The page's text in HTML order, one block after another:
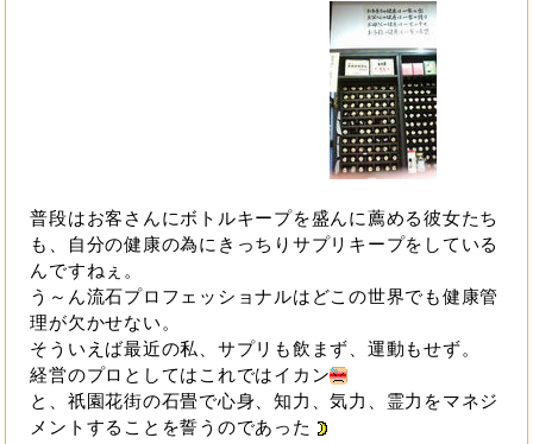
普段はお客さんにボトルキープを盛んに薦める彼女たち
も、自分の健康の為にきっちりサプリキープをしている
んですねぇ。
う～ん流石プロフェッショナルはどこの世界でも健康管
理が欠かせない。
そういえば最近の私、サプリも飲まず、運動もせず。
経営のプロとしてはこれではイカン
と、祇園花街の石畳で心身、知力、気力、霊力をマネジ
メントすることを誓うのであった